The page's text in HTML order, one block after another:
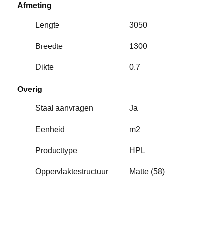
Afmeting
Lengte 3050
Breedte 1300
Dikte 0.7
Overig
Staal aanvragen Ja
Eenheid m2
Producttype HPL
Oppervlaktestructuur Matte (58)